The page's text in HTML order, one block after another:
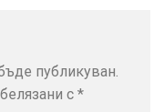
публикуван.
с *